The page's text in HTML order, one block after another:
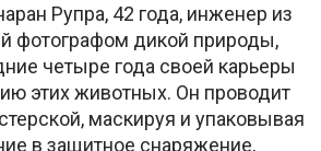
Рупра, 42 года, инженер из
фотографом дикой природы,
четыре года своей карьеры
этих животных. Он проводит
маскируя и упаковывая
в защитное снаряжение,